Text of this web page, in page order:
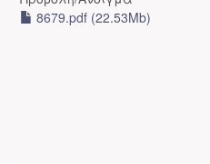
8679.pdf (22.53Mb)